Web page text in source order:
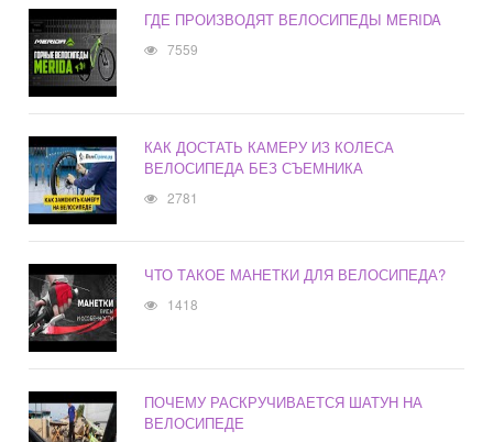
ГДЕ ПРОИЗВОДЯТ ВЕЛОСИПЕДЫ MERIDA
7559
КАК ДОСТАТЬ КАМЕРУ ИЗ КОЛЕСА
ВЕЛОСИПЕДА БЕЗ СЪЕМНИКА
2781
ЧТО ТАКОЕ МАНЕТКИ ДЛЯ ВЕЛОСИПЕДА?
1418
ПОЧЕМУ РАСКРУЧИВАЕТСЯ ШАТУН НА
ВЕЛОСИПЕДЕ